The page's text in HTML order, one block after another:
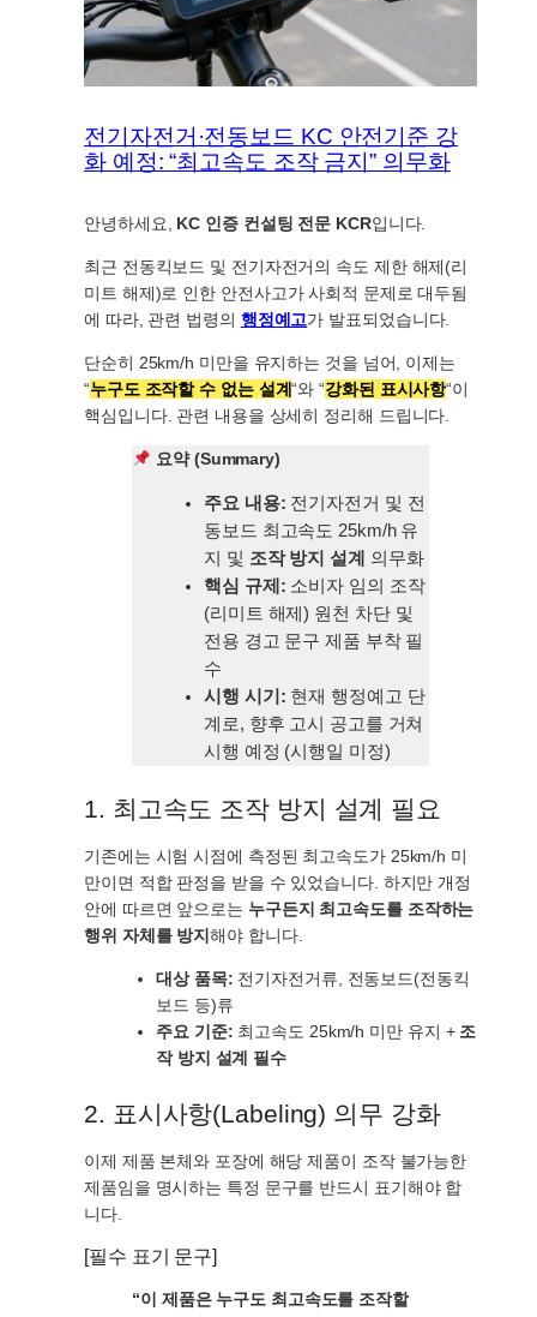
전기자전거·전동보드 KC 안전기준 강
화 예정: “최고속도 조작 금지” 의무화
안녕하세요, KC 인증 컨설팅 전문 KCR입니다.
최근 전동킥보드 및 전기자전거의 속도 제한 해제(리
미트 해제)로 인한 안전사고가 사회적 문제로 대두됨
에 따라, 관련 법령의 행정예고가 발표되었습니다.
단순히 25km/h 미만을 유지하는 것을 넘어, 이제는
“누구도 조작할 수 없는 설계“와 “강화된 표시사항“이
핵심입니다. 관련 내용을 상세히 정리해 드립니다.
요약 (Summary)
주요 내용: 전기자전거 및 전
동보드 최고속도 25km/h 유
지 및 조작 방지 설계
의무화
핵심 규제: 소비자 임의 조작
(리미트 해제) 원천 차단 및
전용 경고 문구 제품 부착 필
수
시행 시기: 현재 행정예고 단
계로, 향후 고시 공고를 거쳐
시행 예정 (시행일 미정)
1. 최고속도 조작 방지 설계 필요
기존에는 시험 시점에 측정된 최고속도가 25km/h 미
만이면 적합 판정을 받을 수 있었습니다. 하지만 개정
안에 따르면 앞으로는 누구든지 최고속도를 조작하는
행위 자체를 방지해야 합니다.
대상 품목: 전기자전거류, 전동보드(전동킥
보드 등)류
주요 기준: 최고속도 25km/h 미만 유지 + 조
작 방지 설계 필수
2. 표시사항(Labeling) 의무 강화
이제 제품 본체와 포장에 해당 제품이 조작 불가능한
제품임을 명시하는 특정 문구를 반드시 표기해야 합
니다.
[필수 표기 문구]
“이 제품은 누구도 최고속도를 조작할